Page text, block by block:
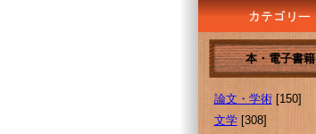
本・電子書籍
論文・学術[150]
文学[308]